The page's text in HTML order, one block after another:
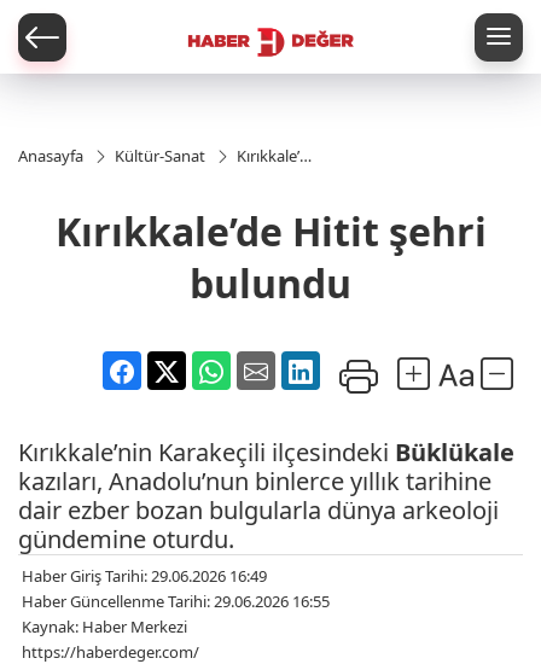
Anasayfa Kültür-Sanat
Kırıkkale’de
Kırıkkale’de Hitit şehri
bulundu
Kırıkkale’nin Karakeçili ilçesindeki Büklükale
kazıları, Anadolu’nun binlerce yıllık tarihine
dair ezber bozan bulgularla dünya arkeoloji
gündemine oturdu.
Haber Giriş Tarihi: 29.06.2026 16:49
Haber Güncellenme Tarihi: 29.06.2026 16:55
Kaynak: Haber Merkezi
https://haberdeger.com/